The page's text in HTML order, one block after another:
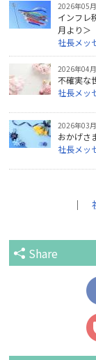
2026年05
インフレ
月より＞
社長メッ
2026年04
不確実な
社長メッ
2026年03
おかげさ
社長メッ
｜
Share